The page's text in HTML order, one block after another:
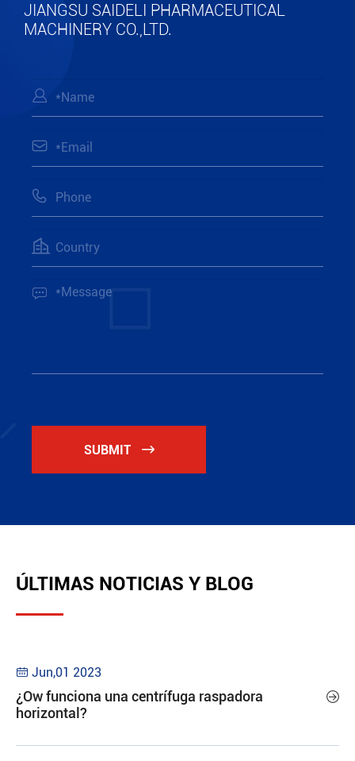
JIANGSU SAIDELI PHARMACEUTICAL
MACHINERY CO.,LTD.





SUBMIT 
ÚLTIMAS NOTICIAS Y BLOG
 Jun,01 2023
¿Ow funciona una centrífuga raspadora
horizontal?
